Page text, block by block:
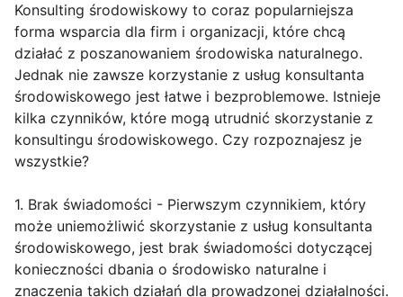
Konsulting środowiskowy to coraz popularniejsza
forma wsparcia dla firm i organizacji, które chcą
działać z poszanowaniem środowiska naturalnego.
Jednak nie zawsze korzystanie z usług konsultanta
środowiskowego jest łatwe i bezproblemowe. Istnieje
kilka czynników, które mogą utrudnić skorzystanie z
konsultingu środowiskowego. Czy rozpoznajesz je
wszystkie?
1. Brak świadomości - Pierwszym czynnikiem, który
może uniemożliwić skorzystanie z usług konsultanta
środowiskowego, jest brak świadomości dotyczącej
konieczności dbania o środowisko naturalne i
znaczenia takich działań dla prowadzonej działalności.